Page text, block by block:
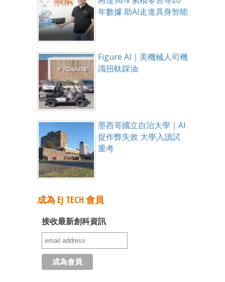
年數據 助AI走進具身智能
Figure AI｜美機械人司機
識扭軚踩油
墨西哥國立自治大學｜AI
捉作弊失效 大學入讀試
重考
成為 EJ TECH 會員
接收最新創科資訊